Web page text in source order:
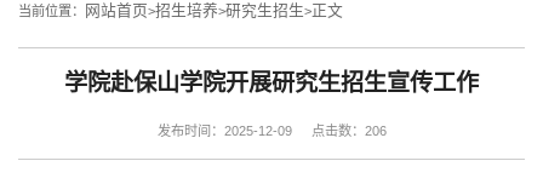
当前位置： 网站首页>招生培养>研究生招生>正文
学院赴保山学院开展研究生招生宣传工作
发布时间：2025-12-09 点击数： 206